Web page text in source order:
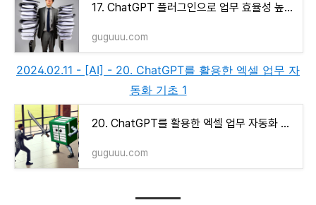
17. ChatGPT 플러그인으로 업무 효율성 높이기 1
guguuu.com
2024.02.11 - [AI] - 20. ChatGPT를 활용한 엑셀 업무 자
동화 기초 1
20. ChatGPT를 활용한 엑셀 업무 자동화 기초 1
guguuu.com